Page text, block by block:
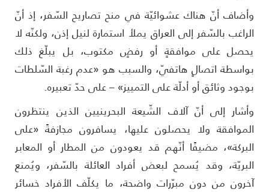
أنّ هناك عشوائيّة في منح تصاريح السّفر، إذ أنّ
بالسّفر إلى العراق يملأ استمارة لنيل إذن، ولكنّه لا
على موافقةٍ أو رفضٍ مكتوب، بل يبلّغ ذلك
اتصالٍ هاتفيّ، والسبب هو «عدم رغبة السّلطات
وثائق أو أدلّة على التمييز» – على حدّ تعبيره.
إلى أنّ آلاف الشّيعة البحرينيين الذين ينتظرون
ولا يحصلون عليها، يسافرون مجازفةً «على
مضيفًا أنّهم قد يعودون من المطار أو المعابر
وقد يُسمح لبعض أفراد العائلة بالسّفر، ويُمنع
من دون مبرّرات واضحة، ما يكلّف الأفراد خسائر